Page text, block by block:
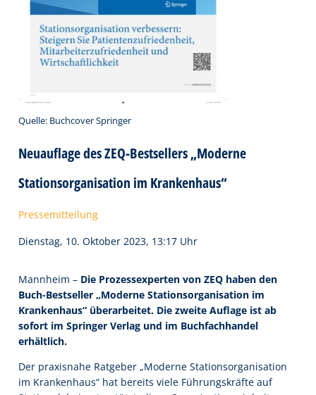
Quelle: Buchcover Springer
Neuauflage des ZEQ-Bestsellers „Moderne
Stationsorganisation im Krankenhaus“
Pressemitteilung
Dienstag, 10. Oktober 2023, 13:17 Uhr
Mannheim – Die Prozessexperten von ZEQ haben den
Buch-Bestseller „Moderne Stationsorganisation im
Krankenhaus“ überarbeitet. Die zweite Auflage ist ab
sofort im Springer Verlag und im Buchfachhandel
erhältlich.
Der praxisnahe Ratgeber „Moderne Stationsorganisation
im Krankenhaus“ hat bereits viele Führungskräfte auf